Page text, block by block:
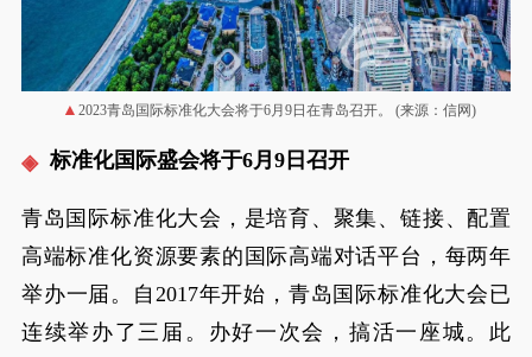
2023青岛国际标准化大会将于6月9日在青岛召开。 (来源：信网)
标准化国际盛会将于6月9日召开
青岛国际标准化大会，是培育、聚集、链接、配置
高端标准化资源要素的国际高端对话平台，每两年
举办一届。自2017年开始，青岛国际标准化大会已
连续举办了三届。办好一次会，搞活一座城。此